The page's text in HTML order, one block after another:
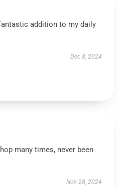
addition to my daily
Dec 8, 2024
many times, never been
Nov 28, 2024